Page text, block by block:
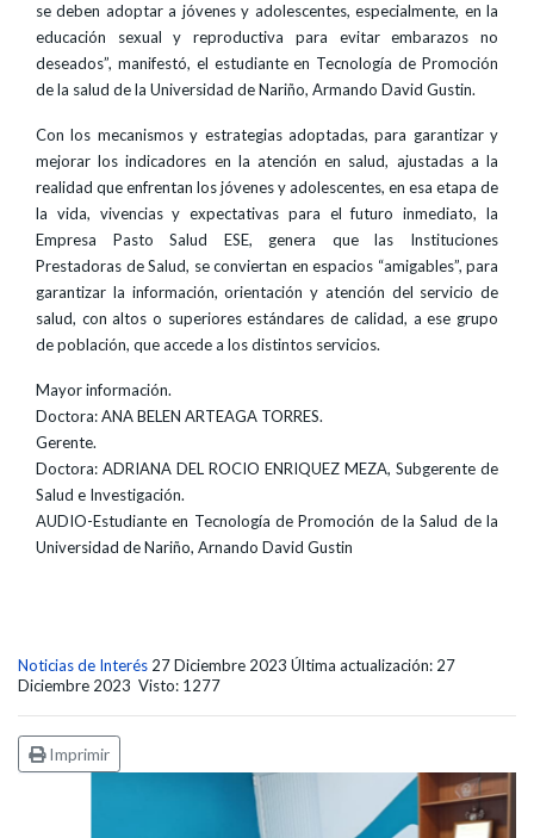
se deben adoptar a jóvenes y adolescentes, especialmente, en la
educación sexual y reproductiva para evitar embarazos no
deseados”, manifestó, el estudiante en Tecnología de Promoción
de la salud de la Universidad de Nariño, Armando David Gustin.
Con los mecanismos y estrategias adoptadas, para garantizar y
mejorar los indicadores en la atención en salud, ajustadas a la
realidad que enfrentan los jóvenes y adolescentes, en esa etapa de
la vida, vivencias y expectativas para el futuro inmediato, la
Empresa Pasto Salud ESE, genera que las Instituciones
Prestadoras de Salud, se conviertan en espacios “amigables”, para
garantizar la información, orientación y atención del servicio de
salud, con altos o superiores estándares de calidad, a ese grupo
de población, que accede a los distintos servicios.
Mayor información.
Doctora: ANA BELEN ARTEAGA TORRES.
Gerente.
Doctora: ADRIANA DEL ROCIO ENRIQUEZ MEZA, Subgerente de
Salud e Investigación.
AUDIO-Estudiante en Tecnología de Promoción de la Salud de la
Universidad de Nariño, Arnando David Gustin
Noticias de Interés 27 Diciembre 2023 Última actualización: 27
Diciembre 2023 Visto: 1277
Imprimir